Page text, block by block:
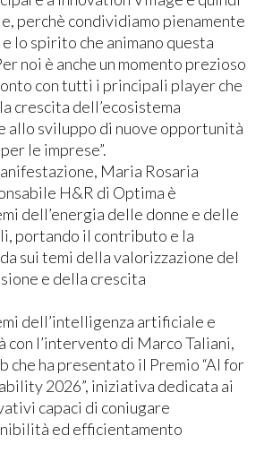
perchè condividiamo pienamente
lo spirito che animano questa
noi è anche un momento prezioso
con tutti i principali player che
crescita dell’ecosistema
allo sviluppo di nuove opportunità
le imprese”.
Maria Rosaria
H&R di Optima è
dell’energia delle donne e delle
portando il contributo e la
sui temi della valorizzazione del
e della crescita
dell’intelligenza artificiale e
l’intervento di Marco Taliani,
che ha presentato il Premio “AI for
2026”, iniziativa dedicata ai
capaci di coniugare
ed efficientamento